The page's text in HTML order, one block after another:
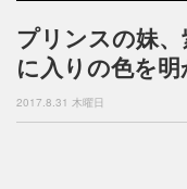
プリンスの妹
に入りの色を
2017.8.31 木曜日